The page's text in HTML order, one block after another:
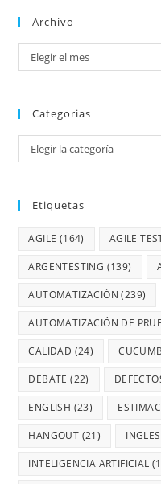
Archivo
Elegir el mes
Categorias
Elegir la categoría
Etiquetas
AGILE (164) AGILE
ARGENTESTING (139)
AUTOMATIZACIÓN (239)
AUTOMATIZACIÓN DE
CALIDAD (24)
DEBATE (22)
ENGLISH (23)
HANGOUT (21) INGLES
INTELIGENCIA ARTIFICIAL